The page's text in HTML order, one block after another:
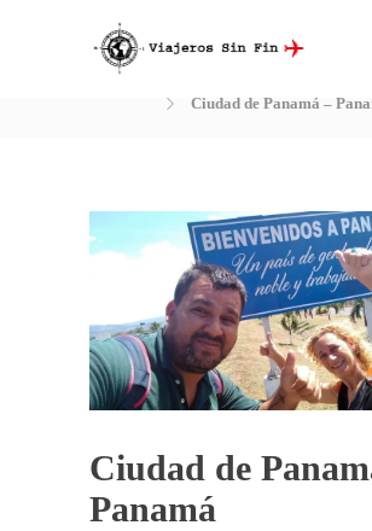
Blog
Inicio
Ciudad de Panamá –
Ciudad de
Panamá